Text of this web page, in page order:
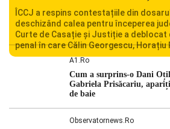
ÎCCJ a respins contestațiile din
deschizând calea pentru începerea
Curte de Casație și Justiție a deblocat
penal în care Călin Georgescu,
persoane sunt acuzați de acțiuni
judecătorii de la instanța supremă au
A1.ro
Cum a surprins-o Dani
Gabriela Prisăcariu,
de baie
Observatornews.ro